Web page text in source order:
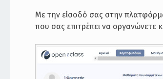
Με την είσοδό σας στην
που σας επιτρέπει να